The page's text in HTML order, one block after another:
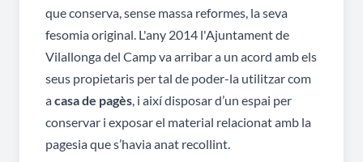
que conserva, sense massa reformes, la seva
fesomia original. L'any 2014 l'Ajuntament de
Vilallonga del Camp va arribar a un acord amb els
seus propietaris per tal de poder-la utilitzar com
acasa de pagès, i així disposar d’un espai per
conservar i exposar el material relacionat amb la
pagesia que s’havia anat recollint.